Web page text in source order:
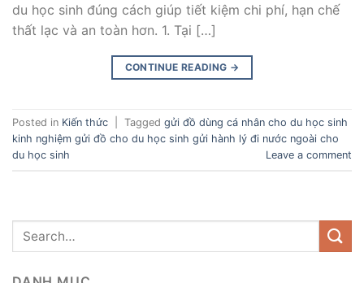
du học sinh đúng cách giúp tiết kiệm chi phí, hạn chế
thất lạc và an toàn hơn. 1. Tại […]
CONTINUE READING →
Posted in Kiến thức Tagged gửi đồ dùng cá nhân cho du học sinh
kinh nghiệm gửi đồ cho du học sinh gửi hành lý đi nước ngoài cho
du học sinh
Leave a comment